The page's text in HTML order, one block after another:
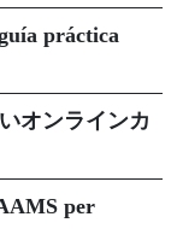
práctica
オンラインカ
per